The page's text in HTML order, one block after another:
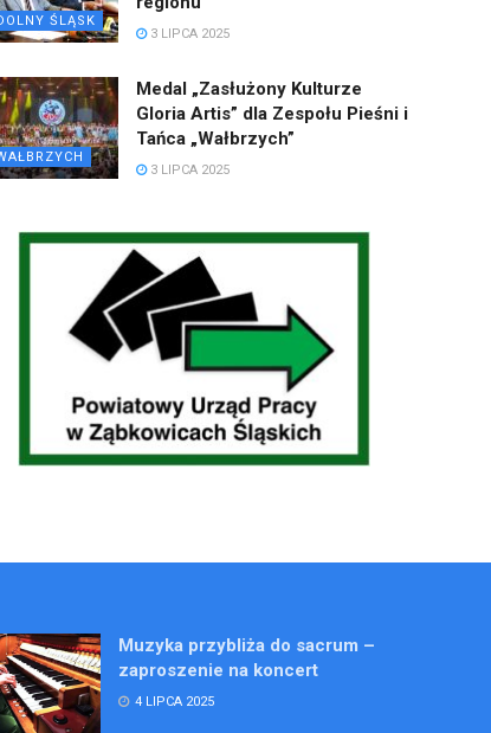
ŚLĄSK
3 LIPCA 2025
Medal „Zasłużony Kulturze
Gloria Artis” dla Zespołu Pieśni i
Tańca „Wałbrzych”
3 LIPCA 2025
Muzyka przybliża do sacrum –
zaproszenie na koncert
4 LIPCA 2025